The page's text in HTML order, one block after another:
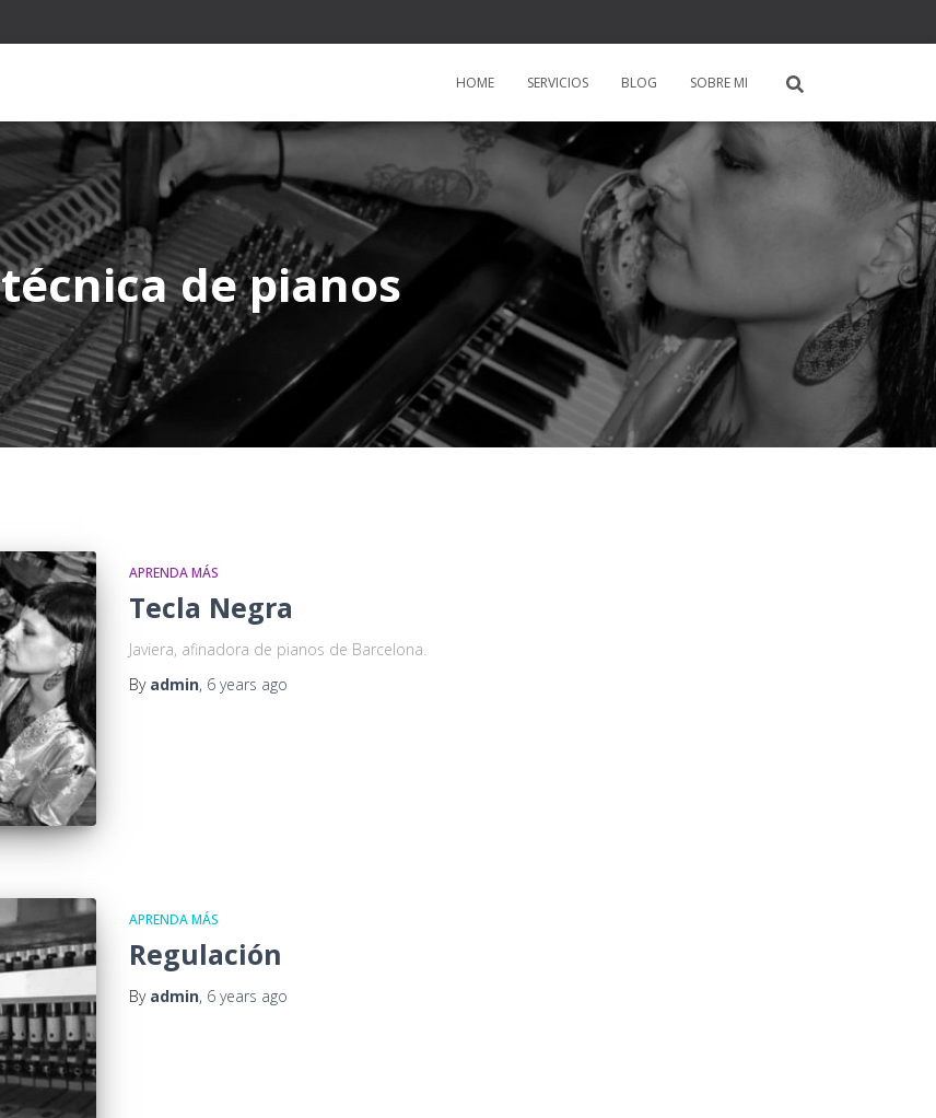
HOME SERVICIOS BLOG SOBRE MI
técnica de pianos
APRENDA MÁS
Tecla Negra
Javiera, afinadora de pianos de Barcelona.
By admin, 6 years ago
APRENDA MÁS
Regulación
By admin, 6 years ago